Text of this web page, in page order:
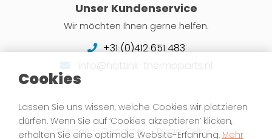
Cookies
Lassen Sie uns wissen, welche Cookies wir platzieren
dürfen. Wenn Sie auf ‘Cookies akzeptieren’ klicken,
erhalten Sie eine optimale Website-Erfahrung. Mehr
Unser Kundenservice
Wir möchten Ihnen gerne helfen.
+31 (0)412 651 483
info@hattink-thermoparts.nl
Sitemap Disclaimer Privacy Policy